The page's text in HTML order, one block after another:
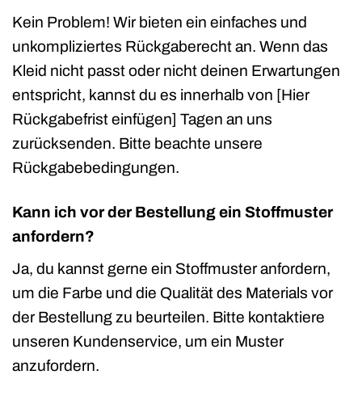
Kein Problem! Wir bieten ein einfaches und
unkompliziertes Rückgaberecht an. Wenn das
Kleid nicht passt oder nicht deinen Erwartungen
entspricht, kannst du es innerhalb von [Hier
Rückgabefrist einfügen] Tagen an uns
zurücksenden. Bitte beachte unsere
Rückgabebedingungen.
Kann ich vor der Bestellung ein Stoffmuster
anfordern?
Ja, du kannst gerne ein Stoffmuster anfordern,
um die Farbe und die Qualität des Materials vor
der Bestellung zu beurteilen. Bitte kontaktiere
unseren Kundenservice, um ein Muster
anzufordern.